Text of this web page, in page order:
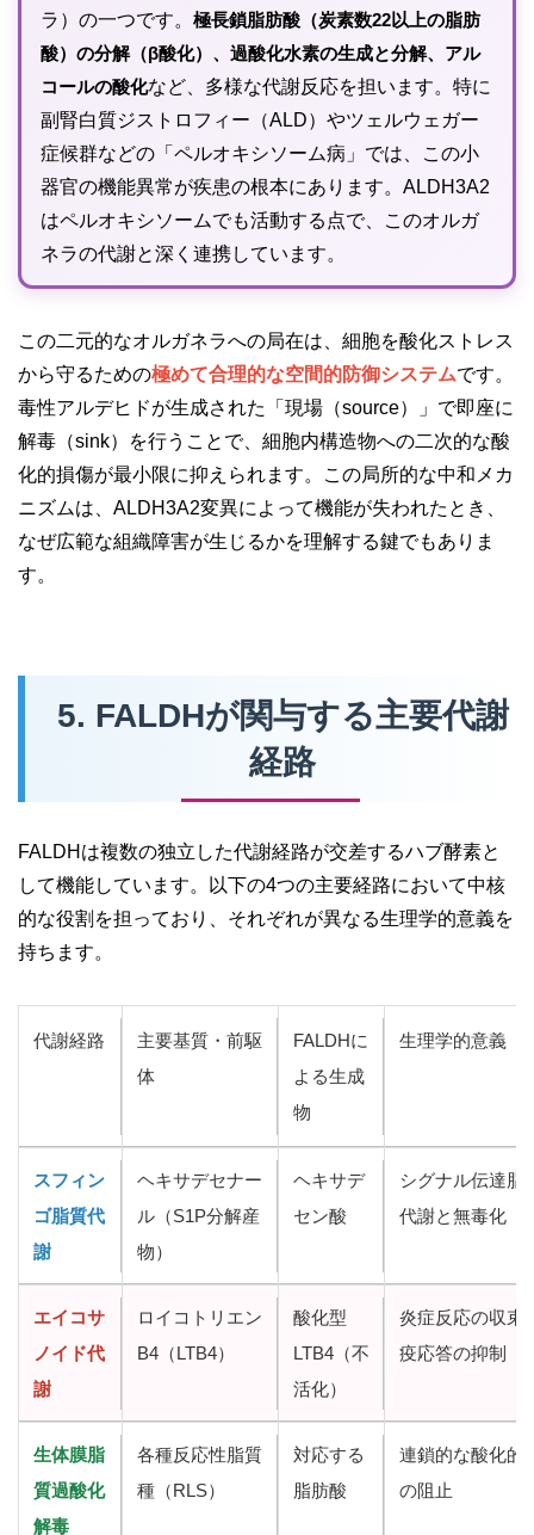
ラ）の一つです。 極長鎖脂肪酸（炭素数22以上の脂肪
酸）の分解（β酸化）、過酸化水素の生成と分解、アル
コールの酸化など、多様な代謝反応を担います。特に
副腎白質ジストロフィー（ALD）やツェルウェガー
症候群などの「ペルオキシソーム病」では、この小
器官の機能異常が疾患の根本にあります。ALDH3A2
はペルオキシソームでも活動する点で、このオルガ
ネラの代謝と深く連携しています。
この二元的なオルガネラへの局在は、細胞を酸化ストレス
から守るための極めて合理的な空間的防御システムです。
毒性アルデヒドが生成された「現場（source）」で即座に
解毒（sink）を行うことで、細胞内構造物への二次的な酸
化的損傷が最小限に抑えられます。この局所的な中和メカ
ニズムは、ALDH3A2変異によって機能が失われたとき、
なぜ広範な組織障害が生じるかを理解する鍵でもありま
す。
5. FALDHが関与する主要代謝
経路
FALDHは複数の独立した代謝経路が交差するハブ酵素と
して機能しています。以下の4つの主要経路において中核
的な役割を担っており、それぞれが異なる生理学的意義を
持ちます。
代謝経路
主要基質・前駆
体
FALDHに
よる生成
物
生理学的意義
スフィン
ゴ脂質代
謝
ヘキサデセナー
ル（S1P分解産
物）
ヘキサデ
セン酸
シグナル伝達脂
代謝と無毒化
エイコサ
ノイド代
謝
ロイコトリエン
B4（LTB4）
酸化型
LTB4（不
活化）
炎症反応の収束
疫応答の抑制
生体膜脂
質過酸化
解毒
各種反応性脂質
種（RLS）
対応する
脂肪酸
連鎖的な酸化的
の阻止